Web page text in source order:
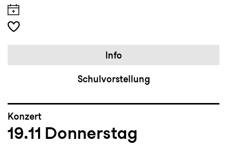
Info
Schulvorstellung
Konzert
19.11 Donnerstag